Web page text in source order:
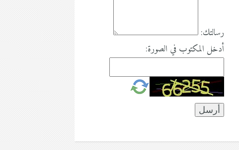
رسالتك:
أدخل المكتوب في الصورة: